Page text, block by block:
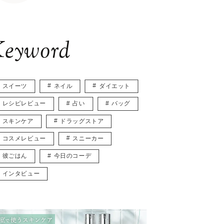
スイーツ ネイル ダイエット
レシピレビュー 占い バッグ
スキンケア ドラッグストア
コスメレビュー スニーカー
彼ごはん 今日のコーデ
インタビュー